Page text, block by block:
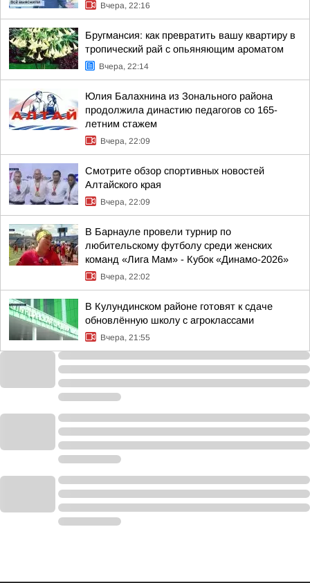
Вчера, 22:16
Бругмансия: как превратить вашу квартиру в
тропический рай с опьяняющим ароматом
Вчера, 22:14
Юлия Балахнина из Зонального района
продолжила династию педагогов со 165-
летним стажем
Вчера, 22:09
Смотрите обзор спортивных новостей
Алтайского края
Вчера, 22:09
В Барнауле провели турнир по
любительскому футболу среди женских
команд «Лига Мам» - Кубок «Динамо-2026»
Вчера, 22:02
В Кулундинском районе готовят к сдаче
обновлённую школу с агроклассами
Вчера, 21:55